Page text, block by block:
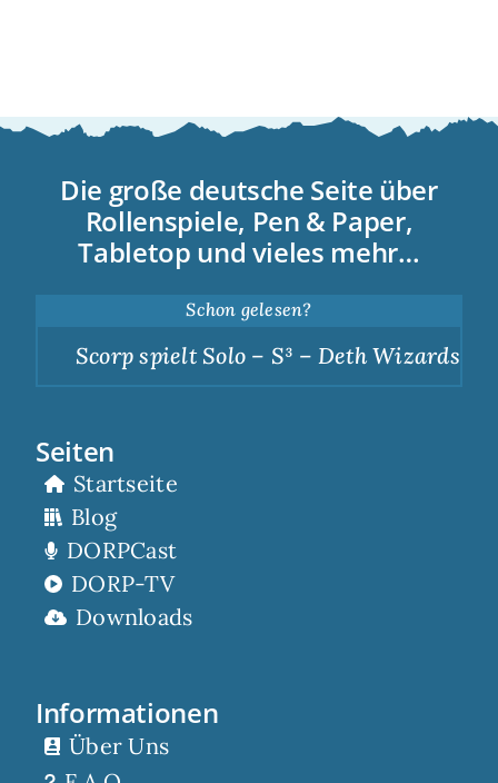
Die große deutsche Seite über
Rollenspiele, Pen & Paper,
Tabletop und vieles mehr…
Schon gelesen?
Scorp spielt Solo – S³ – Deth Wizards –
Seiten
Startseite
Blog
DORPCast
DORP-TV
Downloads
Informationen
Über Uns